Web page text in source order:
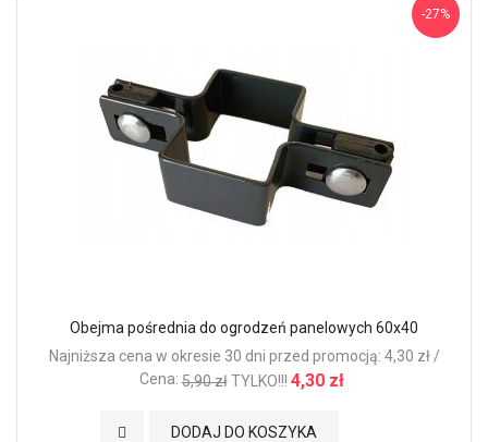
-27%
Obejma pośrednia do ogrodzeń panelowych 60x40
Najniższa cena w okresie 30 dni przed promocją: 4,30 zł /
Cena: 5,90 zł TYLKO!!! 4,30 zł
DODAJ DO KOSZYKA
Dodaj do Ulubionych